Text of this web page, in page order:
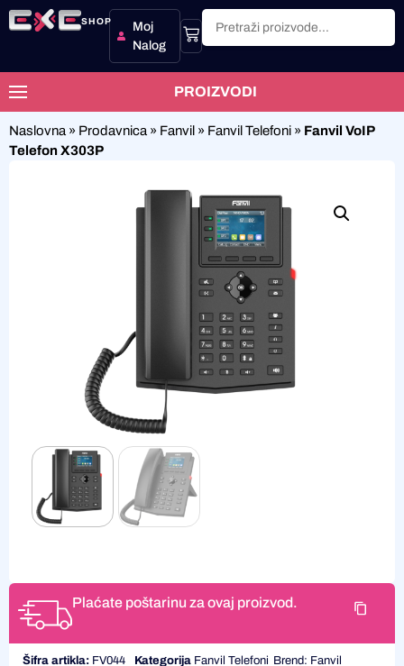
SHOP
Moj
Nalog
PROIZVODI
Naslovna » Prodavnica » Fanvil » Fanvil Telefoni » Fanvil VoIP
Telefon X303P
Plaćate poštarinu za ovaj proizvod.
Šifra artikla: FV044 Kategorija Fanvil Telefoni Brend: Fanvil